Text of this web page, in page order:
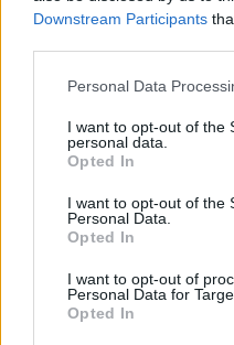
Downstream Participants
Personal Data
I want to opt-out of the
personal data.
Opted In
I want to opt-out of the
Personal Data.
Opted In
I want to opt-out of
Personal Data for
Opted In
Sbadato in occasione